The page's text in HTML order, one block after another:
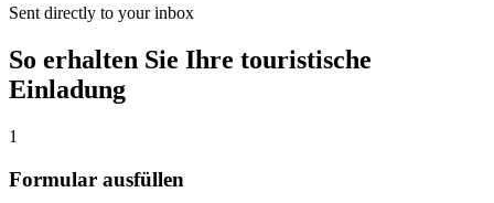
Sent directly to your inbox
So erhalten Sie Ihre touristische
Einladung
1
Formular ausfüllen